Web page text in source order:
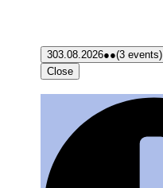
303.08.2026●●(3 events)
Close